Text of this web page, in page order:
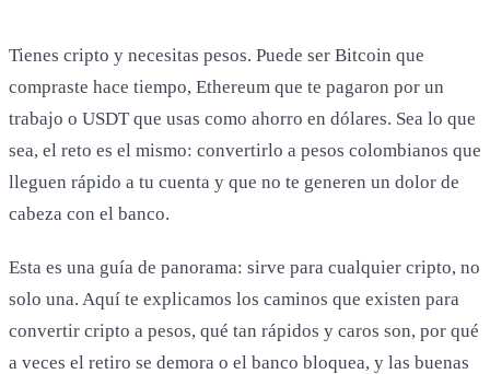
Tienes cripto y necesitas pesos. Puede ser Bitcoin que
compraste hace tiempo, Ethereum que te pagaron por un
trabajo o USDT que usas como ahorro en dólares. Sea lo que
sea, el reto es el mismo: convertirlo a pesos colombianos que
lleguen rápido a tu cuenta y que no te generen un dolor de
cabeza con el banco.
Esta es una guía de panorama: sirve para cualquier cripto, no
solo una. Aquí te explicamos los caminos que existen para
convertir cripto a pesos, qué tan rápidos y caros son, por qué
a veces el retiro se demora o el banco bloquea, y las buenas